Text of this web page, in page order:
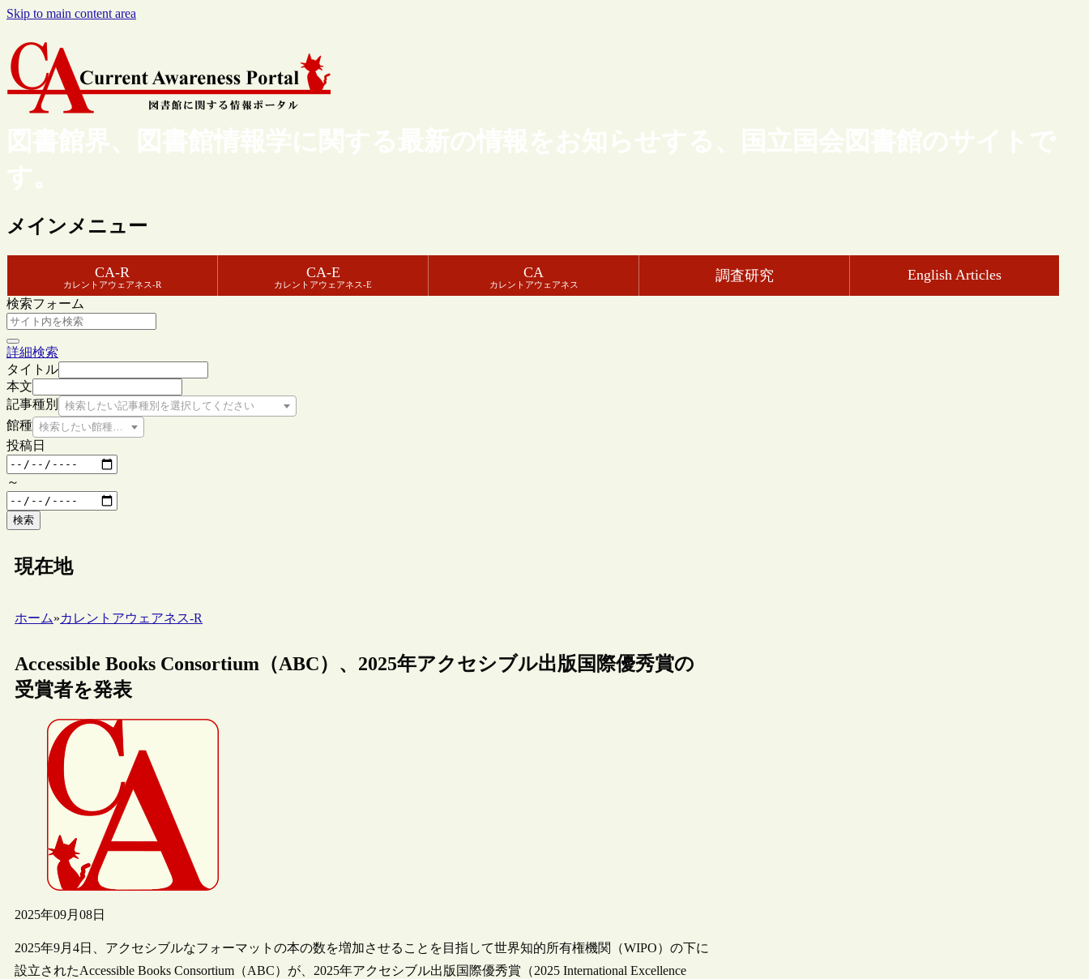
Skip to main content area
図書館界、図書館情報学に関する最新の情報をお知らせする、国立国会図書館のサイトで
す。
メインメニュー
CA-R
カレントアウェアネス-R
CA-E
カレントアウェアネス-E
CA
カレントアウェアネス
調査研究 English Articles
検索フォーム
詳細検索
タイトル
本文
記事種別
検索したい記事種別を選択してください
館種 検索したい館種を選択してください
投稿日
～
検索
現在地
ホーム»カレントアウェアネス-R
Accessible Books Consortium（ABC）、2025年アクセシブル出版国際優秀賞の
受賞者を発表
2025年09月08日
2025年9月4日、アクセシブルなフォーマットの本の数を増加させることを目指して世界知的所有権機関（WIPO）の下に
設立されたAccessible Books Consortium（ABC）が、2025年アクセシブル出版国際優秀賞（2025 International Excellence